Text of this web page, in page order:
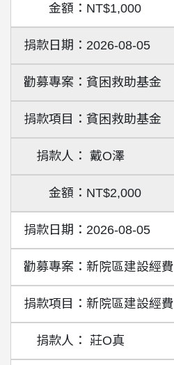
NT$1,000
2026-08-05
貧困救助基金
貧困救助基金
戴O澤
NT$2,000
2026-08-05
新院區建設經費
新院區建設經費
莊O真